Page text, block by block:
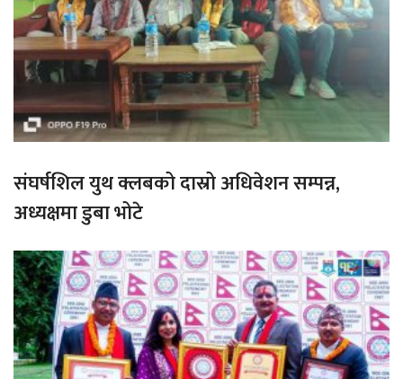
संघर्षशिल युथ क्लबको दास्रो अधिवेशन सम्पन्न,
अध्यक्षमा डुबा भोटे